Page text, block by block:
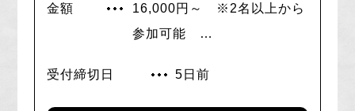
することのない不思議な機械や設備が並ぶ様子
は、まるで映画の世界を体感するかのような雰囲
らエッセンシャルオイルも製造しており、地元の
金額
16,000円～ ※2名以上から
参加可能
金額が異なりますので、詳し
受付締切日 5日前